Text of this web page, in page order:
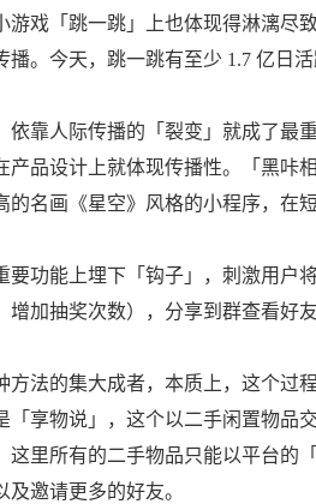
戏「跳一跳」上也体现得淋漓尽
播。今天，跳一跳有至少 1.7 亿日
靠人际传播的「裂变」就成了最
产品设计上就体现传播性。「黑咔
的名画《星空》风格的小程序，在
要功能上埋下「钩子」，刺激用户
增加抽奖次数），分享到群查看好
法的集大成者，本质上，这个过
「享物说」，这个以二手闲置物品
这里所有的二手物品只能以平台的
邀请更多的好友。